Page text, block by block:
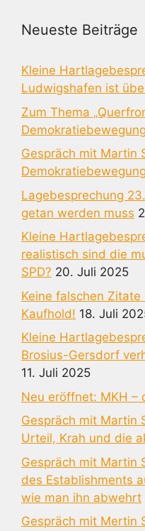
Neueste Beiträge
Kleine
Ludwigshafen ist
Zum Thema
Demokratiebewegung
Gespräch mit Martin
Lagebesprechung
getan werden muss
Kleine
realistisch sind die
SPD? 20. Juli 2025
Keine falschen
Kaufhold! 18. Juli
Kleine
Brosius-Gersdorf
11. Juli 2025
Neu eröffnet: MKH –
Gespräch mit Martin
Urteil, Krah und die
Gespräch mit Martin
des Establishments
wie man ihn abwehrt
Gespräch mit Mertin